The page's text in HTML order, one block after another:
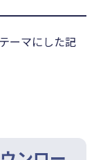
ーマにした記